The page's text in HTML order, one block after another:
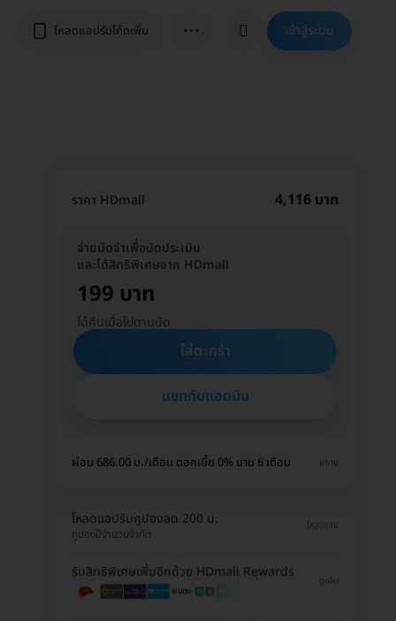
โหลดแอปรับโค้ดเพิ่ม ⋯ เข้าสู่ระบบ
ราคา HDmall 4,116 บาท
จ่ายมัดจำเพื่อนัดประเมิน
และได้สิทธิพิเศษจาก HDmall
199 บาท
ได้คืนเมื่อไปตามนัด
ใส่ตะกร้า
แชทกับแอดมิน
ผ่อน 686.00 บ./เดือน ดอกเบี้ย 0% นาน 6 เดือน ขยาย
โหลดแอปรับคูปองลด 200 บ.
คูปองมีจำนวนจำกัด
โหลดเลย
รับสิทธิพิเศษเพิ่มอีกด้วย HDmall Rewards
ดูเพิ่ม